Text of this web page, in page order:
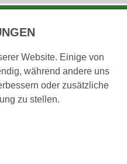
Website. Einige von
während andere uns
oder zusätzliche
zu stellen.